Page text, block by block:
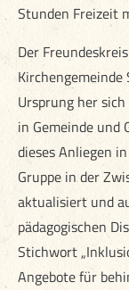
Stunden Freizeit
Der
Ursprung her
in Gemeinde und
dieses Anliegen
Gruppe in der
aktualisiert und
pädagogischen
Stichwort
Angebote für